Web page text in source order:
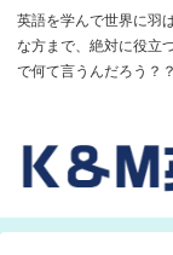
英語を学んで世界に羽
な方まで、絶対に役立
で何て言うんだろう？